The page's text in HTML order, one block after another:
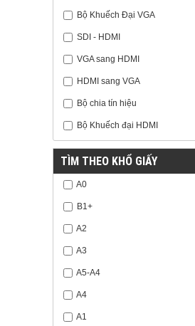
Bộ Khuếch Đại VGA
SDI - HDMI
VGA sang HDMI
HDMI sang VGA
Bộ chia tín hiệu
Bộ Khuếch đại HDMI
TÌM THEO KHỔ GIẤY
A0
B1+
A2
A3
A5-A4
A4
A1